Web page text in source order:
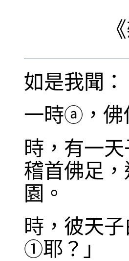
《
如是我聞：
一時ⓐ ，
時，有一
稽首佛足
園。
時，彼天
①耶？」